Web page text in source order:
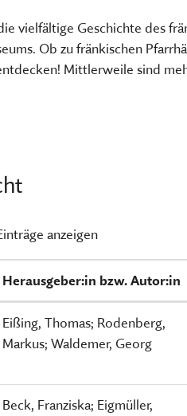
KINO & KONZERTE
vielfältige Geschichte des
Ob zu fränkischen
Mittlerweile sind
anzeigen
Herausgeber:in bzw. Autor:in
Eißing, Thomas; Rodenberg,
Markus; Waldemer, Georg
Beck, Franziska; Eigmüller,